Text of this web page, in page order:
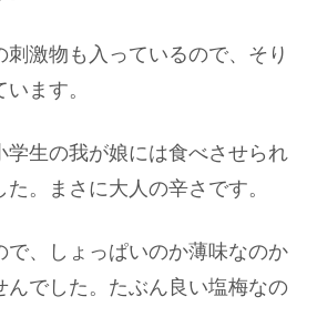
刺激物も入っているので、そり
ます。
学生の我が娘には食べさせられ
。まさに大人の辛さです。
で、しょっぱいのか薄味なのか
んでした。たぶん良い塩梅なの